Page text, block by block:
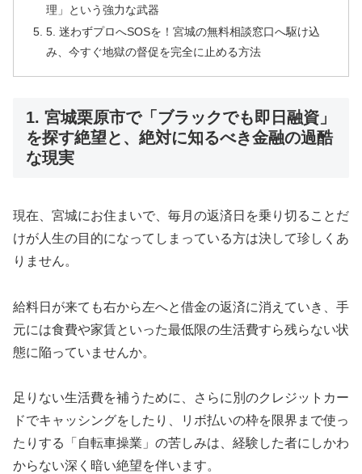
理」という強力な武器
5. 迷わずプロへSOSを！宮城の無料相談窓口へ駆け込
み、今すぐ地獄の督促を完全に止める方法
1. 宮城栗原市で「ブラックでも即日融資」
を探す絶望と、絶対に知るべき金融の過酷
な現実
現在、宮城にお住まいで、毎月の返済日を乗り切ることだ
けが人生の目的になってしまっている方は決して珍しくあ
りません。
給料日が来ても右から左へと借金の返済に消えていき、手
元には食費や家賃といった最低限の生活費すら残らない状
態に陥っていませんか。
足りない生活費を補うために、さらに別のクレジットカー
ドでキャッシングをしたり、リボ払いの枠を限界まで使っ
たりする「自転車操業」の苦しみは、経験した者にしかわ
からない深く暗い絶望を伴います。